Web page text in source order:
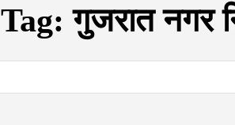
Tag:गुजरात नगर